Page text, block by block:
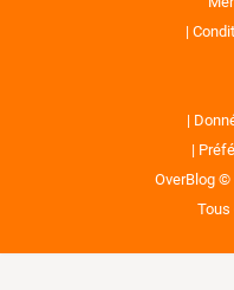
OverBlog ©
Tous